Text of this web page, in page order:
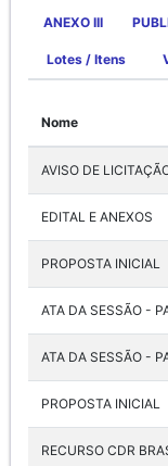
ANEXO III
Lotes / Itens
Nome
AVISO DE
EDITAL E ANEXOS
PROPOSTA INICIAL
ATA DA SESSÃO -
ATA DA SESSÃO -
PROPOSTA INICIAL
RECURSO CDR